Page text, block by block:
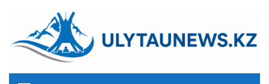
содержанию